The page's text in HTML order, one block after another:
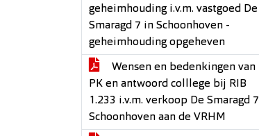
geheimhouding i.v.m. vastgoed De
Smaragd 7 in Schoonhoven -
geheimhouding opgeheven
Wensen en bedenkingen van
PK en antwoord colllege bij RIB
1.233 i.v.m. verkoop De Smaragd 7
Schoonhoven aan de VRHM